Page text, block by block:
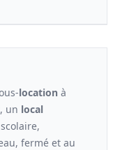
location à
un local
fermé et au